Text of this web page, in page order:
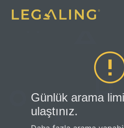
Günlük arama
ulaştınız.